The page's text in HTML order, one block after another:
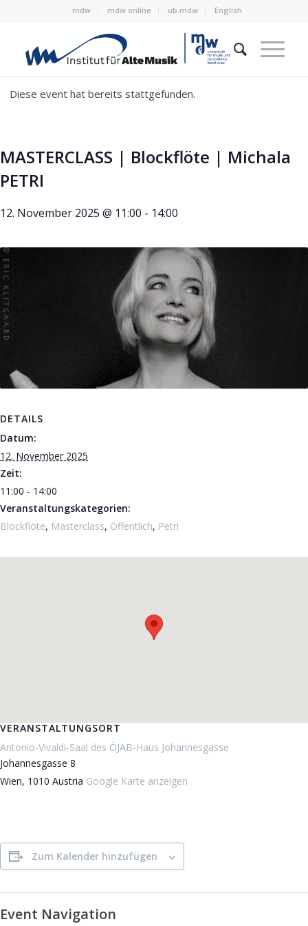
mdw mdw online ub.mdw English
Diese event hat bereits stattgefunden.
MASTERCLASS | Blockflöte | Michala
PETRI
12. November 2025 @ 11:00 - 14:00
DETAILS
Datum:
12. November 2025
Zeit:
11:00 - 14:00
Veranstaltungskategorien:
Blockflöte, Masterclass, Öffentlich, Petri
VERANSTALTUNGSORT
Antonio-Vivaldi-Saal des ÖJAB-Haus Johannesgasse
Johannesgasse 8
Wien, 1010 Austria Google Karte anzeigen
Zum Kalender hinzufügen
Event Navigation